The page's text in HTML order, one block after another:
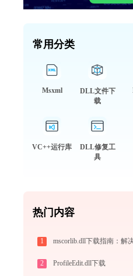
常用分类
Msxml
DLL文件下
载
VC++运行库
DLL修复工
具
热门内容
1
2 ProfileEdit.dll下载